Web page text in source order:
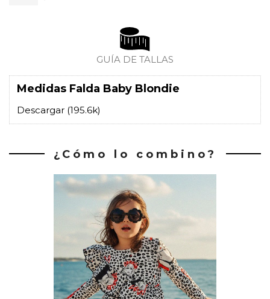
GUÍA DE TALLAS
Medidas Falda Baby Blondie
Descargar (195.6k)
¿Cómo lo combino?